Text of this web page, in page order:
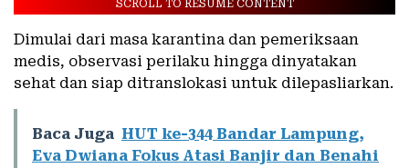
SCROLL TO RESUME CONTENT
Dimulai dari masa karantina dan pemeriksaan
medis, observasi perilaku hingga dinyatakan
sehat dan siap ditranslokasi untuk dilepasliarkan.
Baca Juga HUT ke-344 Bandar Lampung,
Eva Dwiana Fokus Atasi Banjir dan Benahi